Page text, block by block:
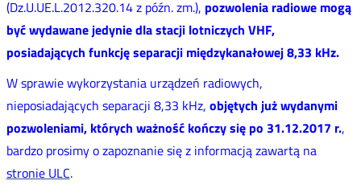
(Dz.U.UE.L.2012.320.14 z późn. zm.), pozwolenia radiowe mogą
być wydawane jedynie dla stacji lotniczych VHF,
posiadających funkcję separacji międzykanałowej 8,33 kHz.
W sprawie wykorzystania urządzeń radiowych,
nieposiadających separacji 8,33 kHz, objętych już wydanymi
pozwoleniami, których ważność kończy się po 31.12.2017 r.,
bardzo prosimy o zapoznanie się z informacją zawartą na
stronie ULC.